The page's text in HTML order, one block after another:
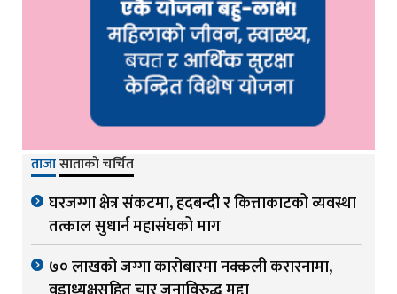
ताजासाताको चर्चित
घरजग्गा क्षेत्र संकटमा, हदबन्दी र कित्ताकाटको व्यवस्था
तत्काल सुधार्न महासंघको माग
७० लाखको जग्गा कारोबारमा नक्कली करारनामा,